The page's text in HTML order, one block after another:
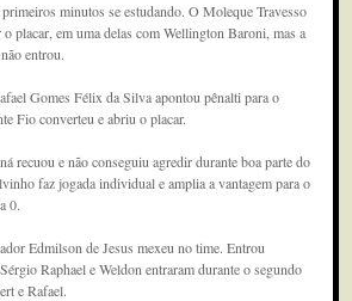
minutos se estudando. O Moleque Travesso
placar, em uma delas com Wellington Baroni, mas a
entrou.
Gomes Félix da Silva apontou pênalti para o
Fio converteu e abriu o placar.
recuou e não conseguiu agredir durante boa parte do
faz jogada individual e amplia a vantagem para o
0.
Edmilson de Jesus mexeu no time. Entrou
Raphael e Weldon entraram durante o segundo
e Rafael.